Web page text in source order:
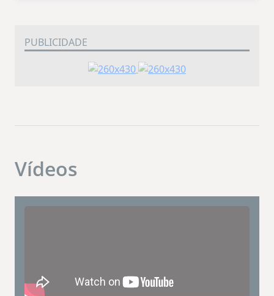
PUBLICIDADE
Vídeos